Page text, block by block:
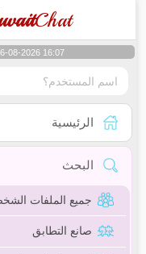
Chat
08-2026 16:07
الرئيسية
البحث
جميع الملفات
صانع التطابق